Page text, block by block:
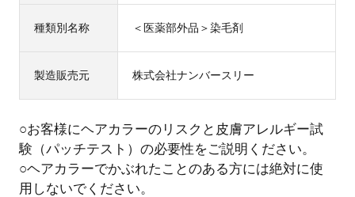
種類別名称 ＜医薬部外品＞染毛剤
製造販売元 株式会社ナンバースリー
○お客様にヘアカラーのリスクと皮膚アレルギー試
験（パッチテスト）の必要性をご説明ください。
○ヘアカラーでかぶれたことのある方には絶対に使
用しないでください。